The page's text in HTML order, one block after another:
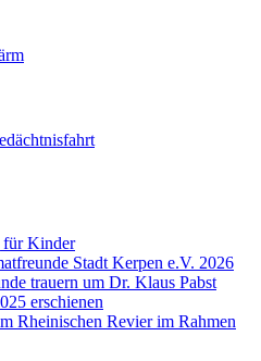
für Kinder
Stadt Kerpen e.V. 2026
trauern um Dr. Klaus Pabst
erschienen
Rheinischen Revier im Rahmen